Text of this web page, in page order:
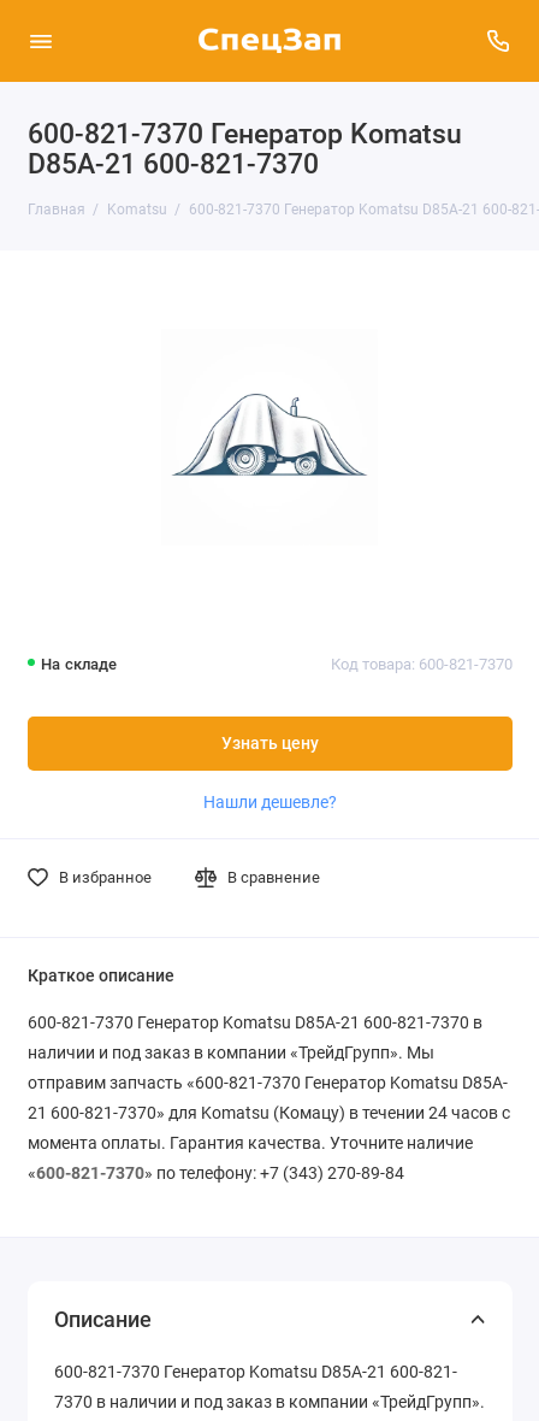
600-821-7370 Генератор Komatsu
D85A-21 600-821-7370
Главная Komatsu 600-821-7370 Генератор Komatsu D85A-21 600-
На складе Код товара: 600-821-7370
Узнать цену
Нашли дешевле?
В избранное В сравнение
Краткое описание
600-821-7370 Генератор Komatsu D85A-21 600-821-7370 в
наличии и под заказ в компании «ТрейдГрупп». Мы
отправим запчасть «600-821-7370 Генератор Komatsu D85A-
21 600-821-7370» для Komatsu (Комацу) в течении 24 часов с
момента оплаты. Гарантия качества. Уточните наличие
«600-821-7370» по телефону: +7 (343) 270-89-84
Описание
600-821-7370 Генератор Komatsu D85A-21 600-821-
7370 в наличии и под заказ в компании «ТрейдГрупп».